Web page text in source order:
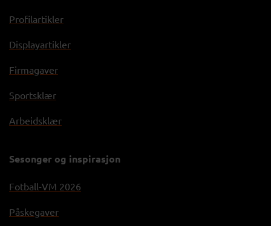
Profilartikler
Displayartikler
Firmagaver
Sportsklær
Arbeidsklær
Sesonger og inspirasjon
Fotball-VM 2026
Påskegaver